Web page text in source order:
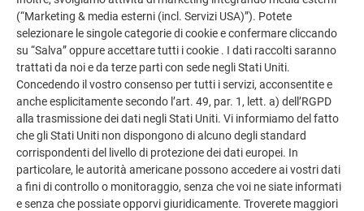
resistenza agli agenti atmosferici e alle intemperie e,
naturalmente, la conservazione del colore sono stati fattori
decisivi in questo progetto, sia per il committente, che per
l’architetto e il costruttore.
SCHEDA PRODOTTO SCAGLIA PREFA 29
MATERIALE
(“Marketing & media esterni (incl. Servizi USA)”). Potete
selezionare le singole categorie di cookie e confermare cliccando
su “Salva” oppure accettare tutti i cookie . I dati raccolti saranno
trattati da noi e da terze parti con sede negli Stati Uniti.
Concedendo il vostro consenso per tutti i servizi, acconsentite e
anche esplicitamente secondo l’art. 49, par. 1, lett. a) dell’RGPD
alla trasmissione dei dati negli Stati Uniti. Vi informiamo del fatto
che gli Stati Uniti non dispongono di alcuno degli standard
corrispondenti del livello di protezione dei dati europei. In
particolare, le autorità americane possono accedere ai vostri dati
a fini di controllo o monitoraggio, senza che voi ne siate informati
e senza che possiate opporvi giuridicamente. Troverete maggiori